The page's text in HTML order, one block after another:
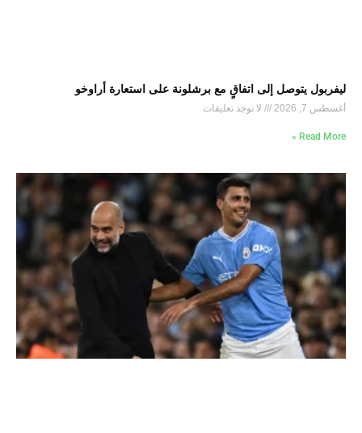
ليفربول يتوصل إلى اتفاقٍ مع برشلونة على استعارة أراوخو
أغسطس 7, 2026 لا توجد تعليقات
Read More »